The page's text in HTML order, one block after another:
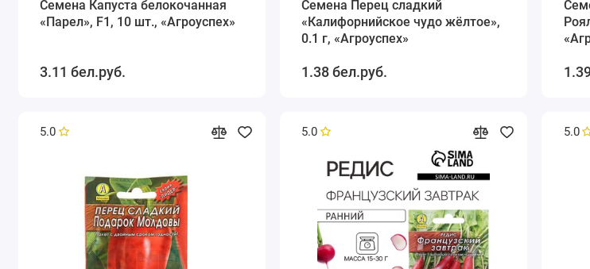
Семена Капуста белокочанная
«Парел», F1, 10 шт., «Агроуспех»
3.11 бел.руб.
Семена Перец сладкий
«Калифорнийское чудо жёлтое»,
0.1 г, «Агроуспех»
1.38 бел.руб.
5.0 5.0 5.0